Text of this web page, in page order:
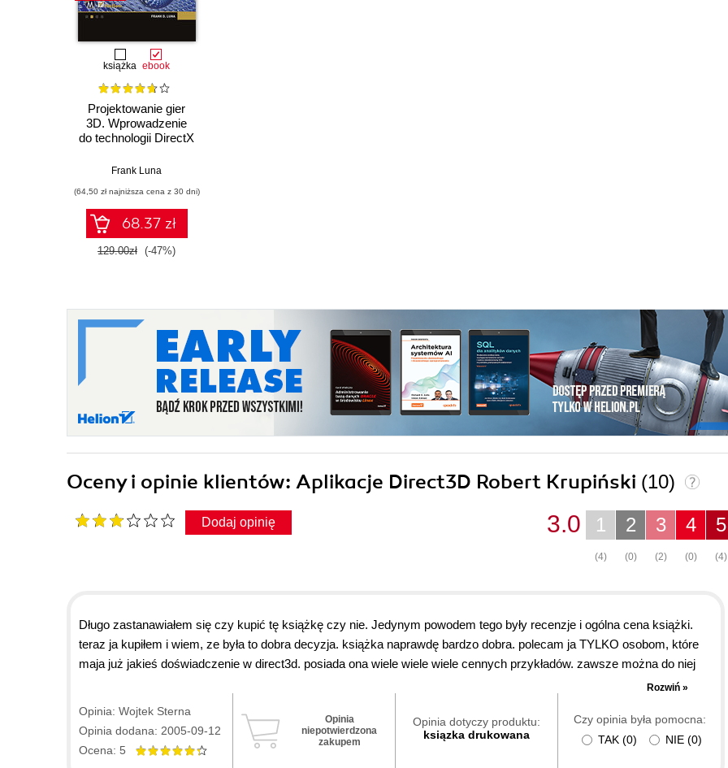
książka ebook
Projektowanie gier
3D. Wprowadzenie
do technologii DirectX
Frank Luna
(64,50 zł najniższa cena z 30 dni)
68.37 zł
129.00zł (-47%)
Oceny i opinie klientów: Aplikacje Direct3D Robert Krupiński (10)
Dodaj opinię 5
(4)
4
(0)
3
(2)
2
(0)
1
(4)
3.0
Długo zastanawiałem się czy kupić tę książkę czy nie. Jedynym powodem tego były recenzje i ogólna cena książki.
teraz ja kupiłem i wiem, ze była to dobra decyzja. książka naprawdę bardzo dobra. polecam ja TYLKO osobom, które
maja już jakieś doświadczenie w direct3d. posiada ona wiele wiele wiele cennych przykładów. zawsze można do niej
sięgnąć i odświeżyć sobie pamięć na wiele tematów. początkującym zalecam najpierw zapoznanie sie z "DirectX.
książka może stanowic jej doskonale uzupełnienie.
Rozwiń »
Opinia: Wojtek Sterna
Opinia dodana: 2005-09-12
Ocena: 5
Opinia
niepotwierdzona
zakupem
Opinia dotyczy produktu:
ksiązka drukowana
Czy opinia była pomocna:
TAK (0) NIE (0)